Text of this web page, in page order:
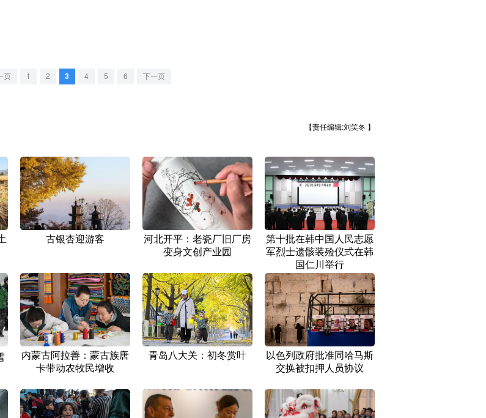
页 1 2 3 4 5 6 下一页
【责任编辑:刘笑冬 】
古银杏迎游客
河北开平：老瓷厂旧厂房
变身文创产业园
第十批在韩中国人民志愿
军烈士遗骸装殓仪式在韩
国仁川举行
内蒙古阿拉善：蒙古族唐
卡带动农牧民增收
青岛八大关：初冬赏叶
以色列政府批准同哈马斯
交换被扣押人员协议